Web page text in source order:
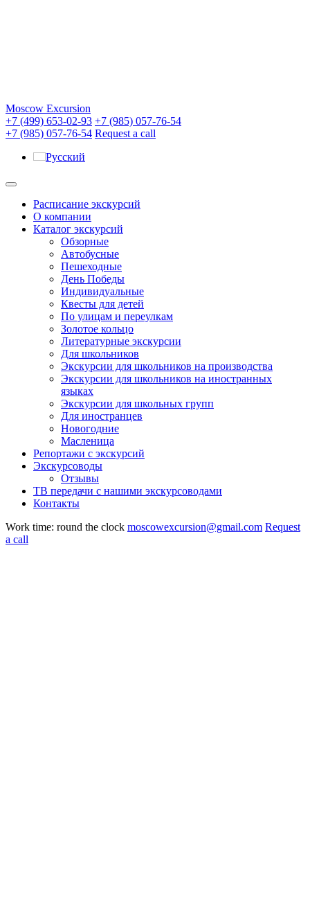
Moscow Excursion
+7 (499) 653-02-93 +7 (985) 057-76-54
+7 (985) 057-76-54 Request a call
Русский
Расписание экскурсий
О компании
Каталог экскурсий
Обзорные
Автобусные
Пешеходные
День Победы
Индивидуальные
Квесты для детей
По улицам и переулкам
Золотое кольцо
Литературные экскурсии
Для школьников
Экскурсии для школьников на производства
Экскурсии для школьников на иностранных
языках
Экскурсии для школьных групп
Для иностранцев
Новогодние
Масленица
Репортажи с экскурсий
Экскурсоводы
Отзывы
ТВ передачи с нашими экскурсоводами
Контакты
Work time: round the clock moscowexcursion@gmail.com Request
a call